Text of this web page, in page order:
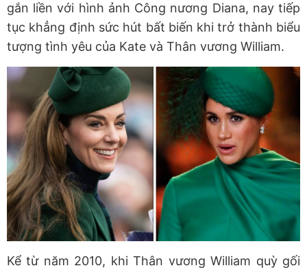
gắn liền với hình ảnh Công nương Diana, nay tiếp
tục khẳng định sức hút bất biến khi trở thành biểu
tượng tình yêu của Kate và Thân vương William.
Kể từ năm 2010, khi Thân vương William quỳ gối